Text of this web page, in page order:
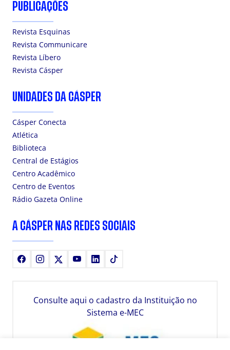
PUBLICAÇÕES
Revista Esquinas
Revista Communicare
Revista Líbero
Revista Cásper
UNIDADES DA CÁSPER
Cásper Conecta
Atlética
Biblioteca
Central de Estágios
Centro Acadêmico
Centro de Eventos
Rádio Gazeta Online
A CÁSPER NAS REDES SOCIAIS
FacebookInstagram YoutubeLinkedIn
Consulte aqui o cadastro da Instituição no
Sistema e-MEC